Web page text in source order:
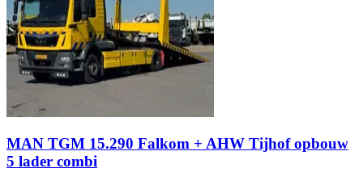
MAN TGM 15.290 Falkom + AHW Tijhof opbouw
5 lader combi